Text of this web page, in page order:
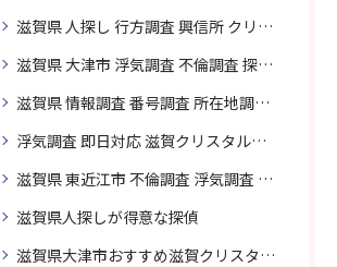
滋賀県 人探し 行方調査 興信所 クリスタル探偵がおすすめ
滋賀県 大津市 浮気調査 不倫調査 探偵 探偵事務所 素行調査 企業調査 興信所
滋賀県 情報調査 番号調査 所在地調査 企業調査 探偵事務所
浮気調査 即日対応 滋賀クリスタル探偵事務所
滋賀県 東近江市 不倫調査 浮気調査 探偵 探偵事務所 無料相談 調査料金
滋賀県人探しが得意な探偵
滋賀県大津市おすすめ滋賀クリスタル探偵事務所